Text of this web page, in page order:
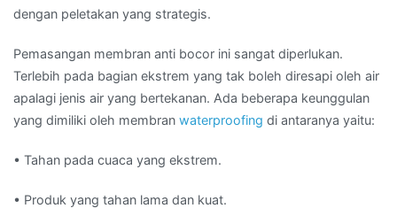
dengan peletakan yang strategis.
Pemasangan membran anti bocor ini sangat diperlukan.
Terlebih pada bagian ekstrem yang tak boleh diresapi oleh air
apalagi jenis air yang bertekanan. Ada beberapa keunggulan
yang dimiliki oleh membran waterproofing di antaranya yaitu:
• Tahan pada cuaca yang ekstrem.
• Produk yang tahan lama dan kuat.